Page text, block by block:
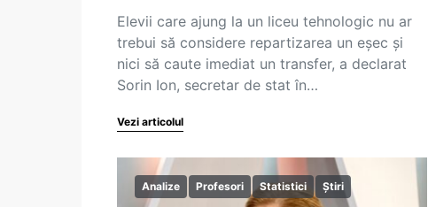
Elevii care ajung la un liceu tehnologic nu ar
trebui să considere repartizarea un eșec și
nici să caute imediat un transfer, a declarat
Sorin Ion, secretar de stat în…
Vezi articolul
Analize Profesori Statistici Știri